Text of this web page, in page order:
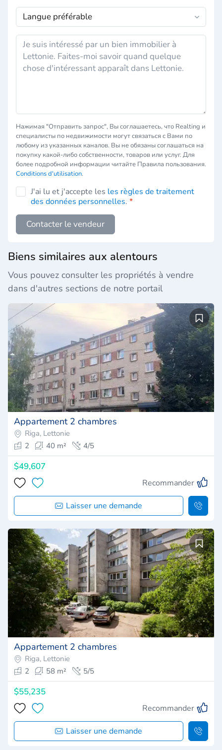
Нажимая "Отправить запрос", Вы соглашаетесь, что Realting и
специалисты по недвижимости могут связаться с Вами по
любому из указанных каналов. Вы не обязаны соглашаться на
покупку какой-либо собственности, товаров или услуг. Для
более подробной информации читайте Правила пользования.
Conditions d'utilisation.
J'ai lu et j'accepte les les règles de traitement
des données personnelles. *
Contacter le vendeur
Biens similaires aux alentours
Vous pouvez consulter les propriétés à vendre
dans d'autres sections de notre portail
Appartement 2 chambres
Riga, Lettonie
2
40 m² 4/5
$49,607
Recommander
Laisser une demande
Appartement 2 chambres
Riga, Lettonie
2
58 m² 5/5
$55,235
Recommander
Laisser une demande